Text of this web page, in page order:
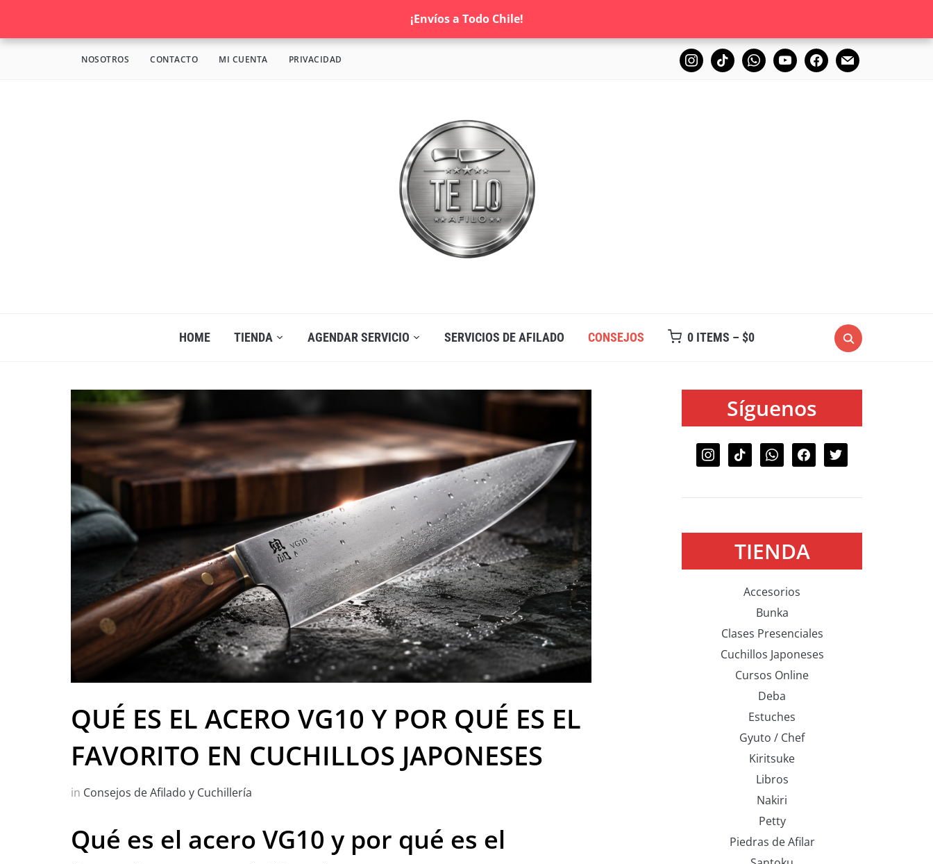
¡Envíos a Todo Chile!
NOSOTROS CONTACTO MI CUENTA PRIVACIDAD
HOME TIENDA AGENDAR SERVICIO SERVICIOS DE AFILADO CONSEJOS 0 ITEMS – $0
QUÉ ES EL ACERO VG10 Y POR QUÉ ES EL
FAVORITO EN CUCHILLOS JAPONESES
in Consejos de Afilado y Cuchillería
Qué es el acero VG10 y por qué es el
Síguenos
TIENDA
Accesorios
Bunka
Clases Presenciales
Cuchillos Japoneses
Cursos Online
Deba
Estuches
Gyuto / Chef
Kiritsuke
Libros
Nakiri
Petty
Piedras de Afilar